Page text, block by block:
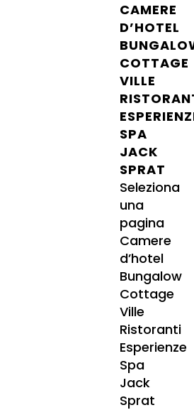
CAMERE
D’HOTEL
COTTAGE
VILLE
SPA
JACK
SPRAT
Seleziona
una
pagina
Camere
d’hotel
Bungalow
Cottage
Ville
Ristoranti
Esperienze
Spa
Jack
Sprat